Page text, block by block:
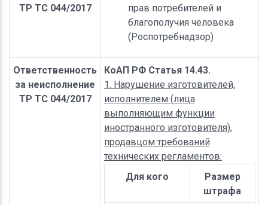
ТР ТС 044/2017
прав потребителей и
благополучия человека
(Роспотребнадзор)
Ответственность
за неисполнение
ТР ТС 044/2017
КоАП РФ Статья 14.43.
1. Нарушение изготовителей,
исполнителем (лица
выполняющим функции
иностранного изготовителя),
продавцом требований
технических регламентов:
Для кого
Размер
штрафа